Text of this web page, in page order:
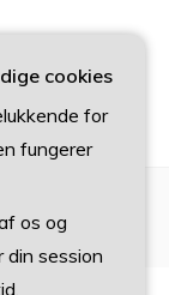
cookies
for
fungerer
os og
din session